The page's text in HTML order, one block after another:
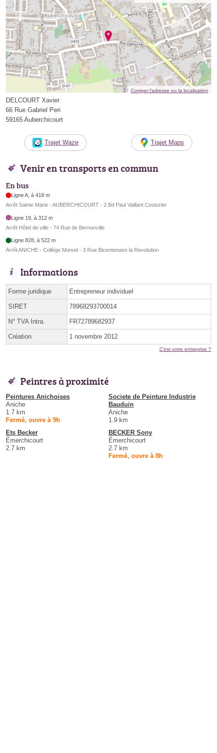
Corriger l’adresse ou la localisation
DELCOURT Xavier
66 Rue Gabriel Peri
59165 Auberchicourt
Trajet Waze Trajet Maps
Venir en transports en commun
En bus
Ligne A, à 418 m
Arrêt Sainte Marie - AUBERCHICOURT - 2 Bd Paul Vaillant Couturier
Ligne 19, à 312 m
Arrêt Hôtel de ville - 74 Rue de Bernonville
Ligne 828, à 522 m
Arrêt ANICHE - Collège Monod - 3 Rue Bicentenaire la Revolution
Informations
Forme juridique Entrepreneur individuel
SIRET 78968293700014
N° TVA Intra. FR72789682937
Création 1 novembre 2012
C'est votre entreprise ?
Peintres à proximité
Peintures Anichoises
Aniche
1.7 km
Fermé, ouvre à 9h
Societe de Peinture Industrie
Bauduin
Aniche
1.9 km
Ets Becker
Émerchicourt
2.7 km
BECKER Sony
Émerchicourt
2.7 km
Fermé, ouvre à 8h